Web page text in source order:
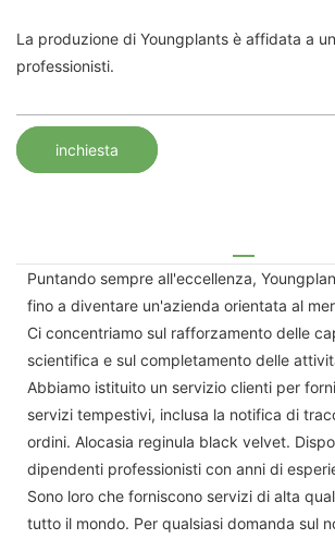
La produzione di Youngplants è affidata a
professionisti.
inchiesta
Puntando sempre all'eccellenza,
fino a diventare un'azienda orientata al
Ci concentriamo sul rafforzamento delle
scientifica e sul completamento delle
Abbiamo istituito un servizio clienti per
servizi tempestivi, inclusa la notifica di
ordini. Alocasia reginula black velvet.
dipendenti professionisti con anni di
Sono loro che forniscono servizi di alta
tutto il mondo. Per qualsiasi domanda sul